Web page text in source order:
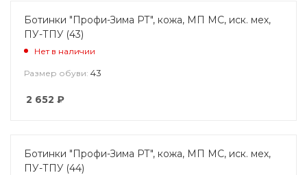
Ботинки "Профи-Зима РТ", кожа, МП МС, иск. мех,
ПУ-ТПУ (43)
Нет в наличии
Размер обуви: 43
2 652 ₽
Ботинки "Профи-Зима РТ", кожа, МП МС, иск. мех,
ПУ-ТПУ (44)